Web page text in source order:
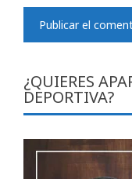
¿QUIERES
DEPORTIVA?